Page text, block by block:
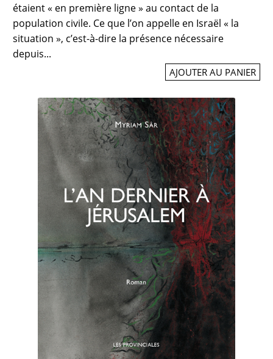
étaient « en première ligne » au contact de la
population civile. Ce que l’on appelle en Israël « la
situation », c’est-à-dire la présence nécessaire
depuis...
AJOUTER AU PANIER